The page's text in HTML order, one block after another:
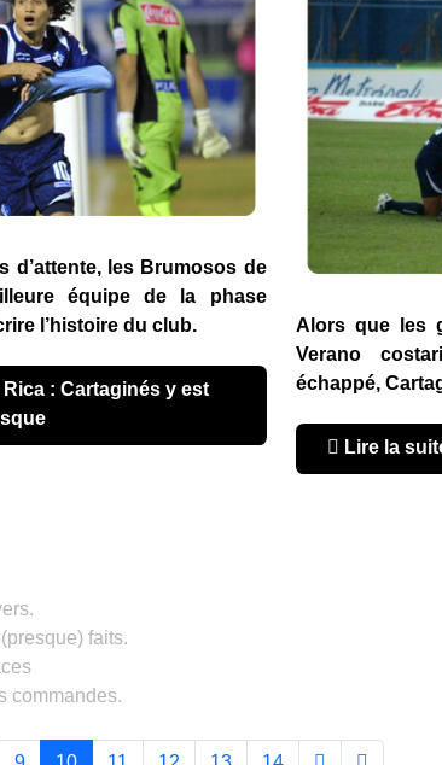
d’attente, les Brumosos de
équipe de la phase
l’histoire du club.
Alors que les
Verano
échappé,
Lire la
faits.
commandes.